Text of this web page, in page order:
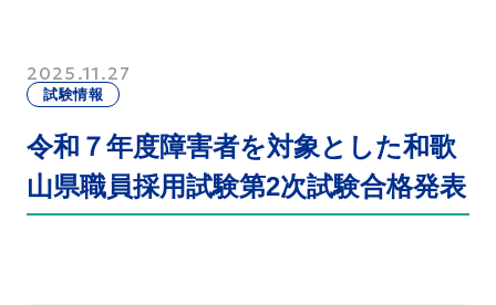
2025.11.27
試験情報
令和７年度障害者を対象とした和歌
山県職員採用試験第2次試験合格発表